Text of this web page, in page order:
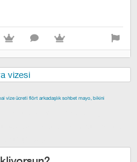
vize ücretiflört arkadaşlık sohbet mayo, bikini